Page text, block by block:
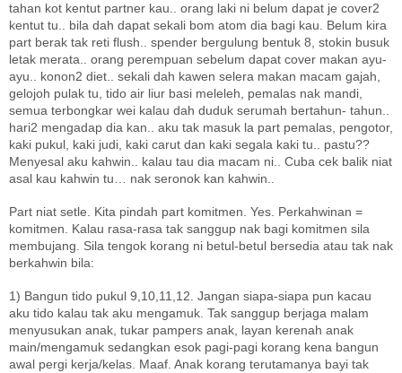
tahan kot kentut partner kau.. orang laki ni belum dapat je cover2
kentut tu.. bila dah dapat sekali bom atom dia bagi kau. Belum kira
part berak tak reti flush.. spender bergulung bentuk 8, stokin busuk
letak merata.. orang perempuan sebelum dapat cover makan ayu-
ayu.. konon2 diet.. sekali dah kawen selera makan macam gajah,
gelojoh pulak tu, tido air liur basi meleleh, pemalas nak mandi,
semua terbongkar wei kalau dah duduk serumah bertahun- tahun..
hari2 mengadap dia kan.. aku tak masuk la part pemalas, pengotor,
kaki pukul, kaki judi, kaki carut dan kaki segala kaki tu.. pastu??
Menyesal aku kahwin.. kalau tau dia macam ni.. Cuba cek balik niat
asal kau kahwin tu… nak seronok kan kahwin..
Part niat setle. Kita pindah part komitmen. Yes. Perkahwinan =
komitmen. Kalau rasa-rasa tak sanggup nak bagi komitmen sila
membujang. Sila tengok korang ni betul-betul bersedia atau tak nak
berkahwin bila:
1) Bangun tido pukul 9,10,11,12. Jangan siapa-siapa pun kacau
aku tido kalau tak aku mengamuk. Tak sanggup berjaga malam
menyusukan anak, tukar pampers anak, layan kerenah anak
main/mengamuk sedangkan esok pagi-pagi korang kena bangun
awal pergi kerja/kelas. Maaf. Anak korang terutamanya bayi tak